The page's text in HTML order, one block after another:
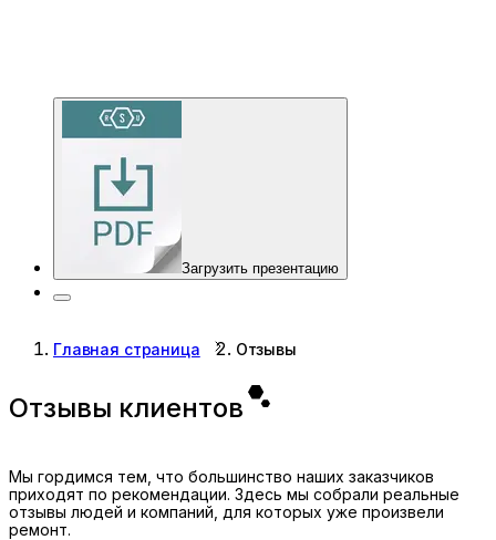
Загрузить презентацию
Главная страница Отзывы
Отзывы клиентов
Мы гордимся тем, что большинство наших заказчиков
приходят по рекомендации. Здесь мы собрали реальные
отзывы людей и компаний, для которых уже произвели
ремонт.